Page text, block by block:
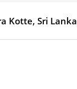
Kotte, Sri Lanka